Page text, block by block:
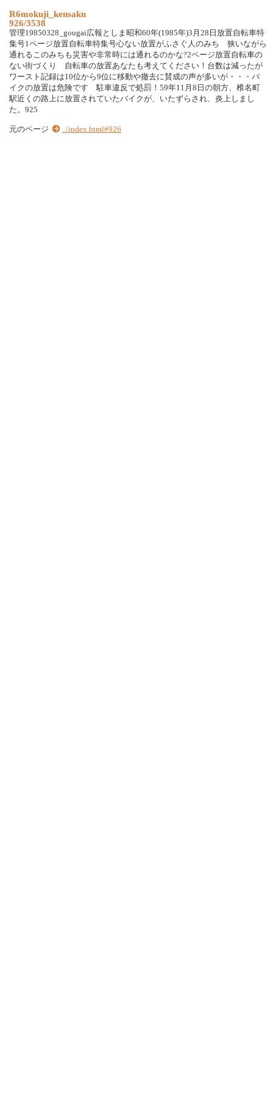
R6mokuji_kensaku
926/3538
管理19850328_gougai広報としま昭和60年(1985年)3月28日放置自転車特
集号1ページ放置自転車特集号心ない放置がふさぐ人のみち 狭いながら
通れるこのみちも災害や非常時には通れるのかな?2ページ放置自転車の
ない街づくり 自転車の放置あなたも考えてください！台数は減ったが
ワースト記録は10位から9位に移動や撤去に賛成の声が多いが・・・バ
イクの放置は危険です 駐車違反で処罰！59年11月8日の朝方、椎名町
駅近くの路上に放置されていたバイクが、いたずらされ、炎上しまし
た。925
元のページ ../index.html#926